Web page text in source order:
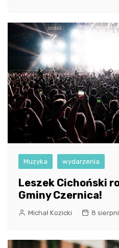
Muzyka wydarzenia
Leszek Cichoński
Gminy Czernica!
Michał Kozicki 8